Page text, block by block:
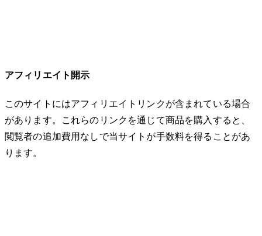
アフィリエイト開示
このサイトにはアフィリエイトリンクが含まれている場合
があります。これらのリンクを通じて商品を購入すると、
閲覧者の追加費用なしで当サイトが手数料を得ることがあ
ります。